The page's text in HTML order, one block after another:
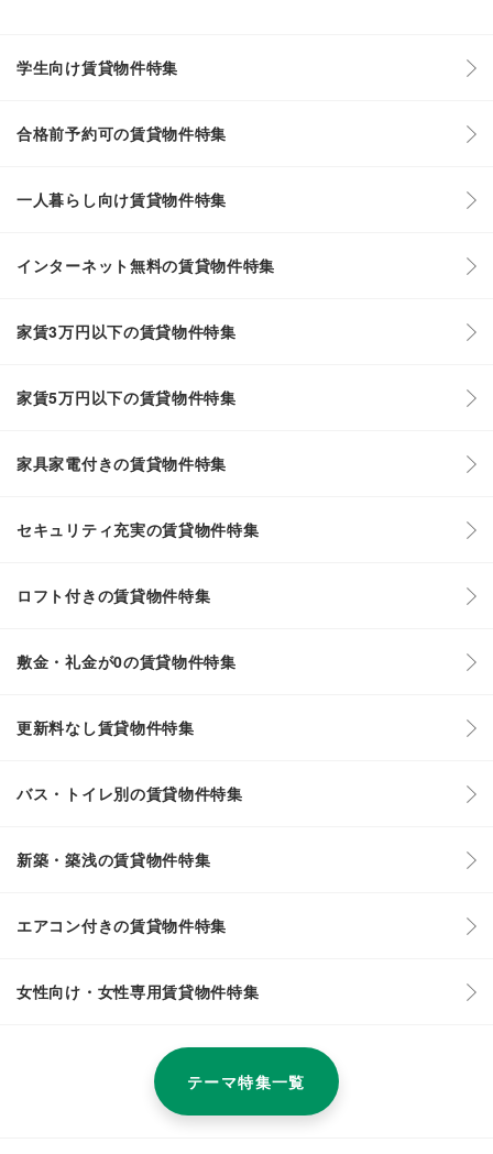
学生向け賃貸物件特集
合格前予約可の賃貸物件特集
一人暮らし向け賃貸物件特集
インターネット無料の賃貸物件特集
家賃3万円以下の賃貸物件特集
家賃5万円以下の賃貸物件特集
家具家電付きの賃貸物件特集
セキュリティ充実の賃貸物件特集
ロフト付きの賃貸物件特集
敷金・礼金が0の賃貸物件特集
更新料なし賃貸物件特集
バス・トイレ別の賃貸物件特集
新築・築浅の賃貸物件特集
エアコン付きの賃貸物件特集
女性向け・女性専用賃貸物件特集
テーマ特集一覧